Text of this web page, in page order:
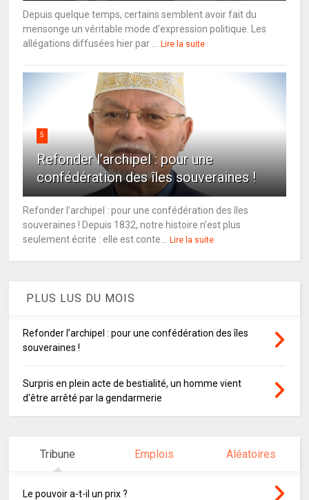
Depuis quelque temps, certains semblent avoir fait du
mensonge un véritable mode d’expression politique. Les
allégations diffusées hier par ...
Lire la suite
5
Refonder l’archipel : pour une
confédération des îles souveraines !
Refonder l’archipel : pour une confédération des îles
souveraines ! Depuis 1832, notre histoire n’est plus
seulement écrite : elle est conte...
Lire la suite
PLUS LUS DU MOIS
Refonder l’archipel : pour une confédération des îles
souveraines !
Surpris en plein acte de bestialité, un homme vient
d'être arrêté par la gendarmerie
Tribune Emplois Aléatoires
Le pouvoir a-t-il un prix ?